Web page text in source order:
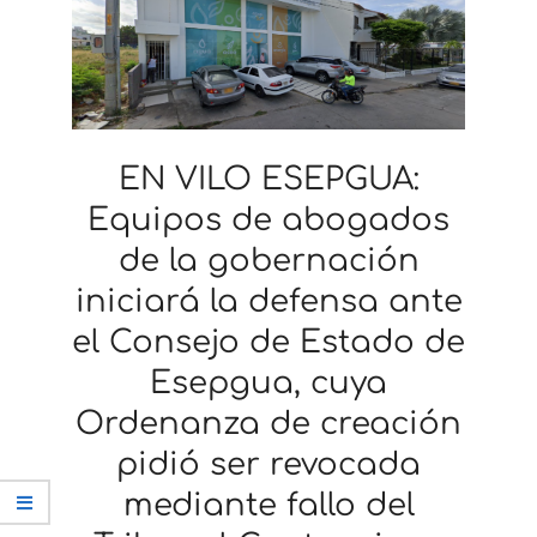
EN VILO ESEPGUA:
Equipos de abogados
de la gobernación
iniciará la defensa ante
el Consejo de Estado de
Esepgua, cuya
Ordenanza de creación
pidió ser revocada
mediante fallo del